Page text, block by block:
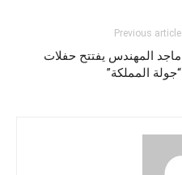
Previous article
ماجد المهندس يفتتح حفلات
“جولة المملكة”